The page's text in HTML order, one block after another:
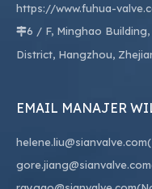
https://www.fuhua-
6 / F, Minghao
District, Hangzhou,
EMAIL MANAJER
helene.liu@sianvalve.com
gore.jiang@sianvalve.com